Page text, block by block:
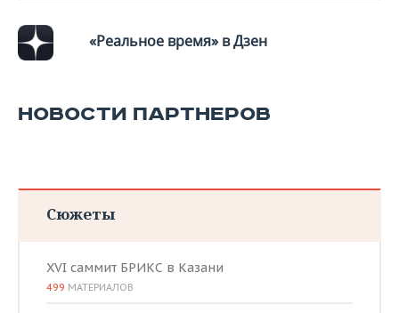
«Реальное время» в Дзен
НОВОСТИ ПАРТНЕРОВ
Сюжеты
XVI саммит БРИКС в Казани
499 МАТЕРИАЛОВ